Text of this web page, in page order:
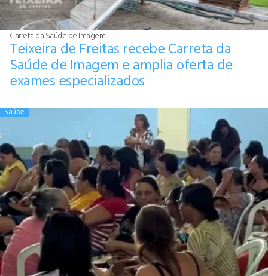
Carreta da Saúde de Imagem
Teixeira de Freitas recebe Carreta da
Saúde de Imagem e amplia oferta de
exames especializados
Saúde